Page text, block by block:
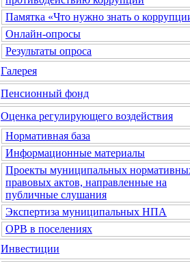
Памятка «Что нужно знать о
Онлайн-опросы
Результаты опроса
Галерея
Пенсионный фонд
Оценка регулирующего воздействия
Нормативная база
Информационные материалы
Проекты муниципальных
правовых актов, направленные на
публичные слушания
Экспертиза муниципальных НПА
ОРВ в поселениях
Инвестиции